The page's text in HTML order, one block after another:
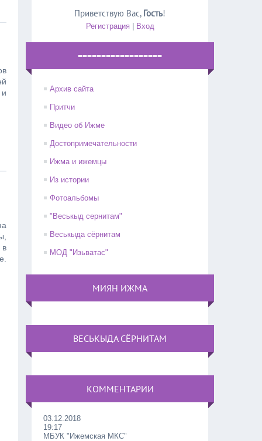
в
Приветствую Вас, Гость!
Регистрация| Вход
==================
Архив сайта
Притчи
Видео об Ижме
Достопримечательности
Ижма и ижемцы
Из истории
Фотоальбомы
"Веськыд сернитам"
Веськыда сёрнитам
МОД "Изьватас"
МИЯН ИЖМА
ВЕСЬКЫДА СЁРНИТАМ
КОММЕНТАРИИ
03.12.2018
19:17
МБУК "Ижемская МКС"